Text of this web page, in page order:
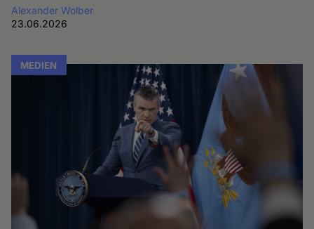
Alexander Wolber
23.06.2026
MEDIEN